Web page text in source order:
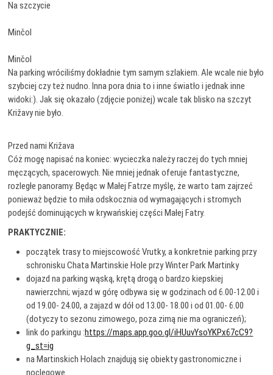
Na szczycie
Minčol
Minčol
Na parking wróciliśmy dokładnie tym samym szlakiem. Ale wcale nie było
szybciej czy też nudno. Inna pora dnia to i inne światło i jednak inne
widoki:). Jak się okazało (zdjęcie poniżej) wcale tak blisko na szczyt
Križavy nie było.
Przed nami Križava
Cóż mogę napisać na koniec: wycieczka należy raczej do tych mniej
męczących, spacerowych. Nie mniej jednak oferuje fantastyczne,
rozległe panoramy. Będąc w Małej Fatrze myślę, że warto tam zajrzeć
ponieważ będzie to miła odskocznia od wymagających i stromych
podejść dominujących w krywańskiej części Małej Fatry.
PRAKTYCZNIE:
początek trasy to miejscowość Vrutky, a konkretnie parking przy
schronisku Chata Martinskie Hole przy Winter Park Martinky
dojazd na parking wąską, krętą drogą o bardzo kiepskiej
nawierzchni; wjazd w górę odbywa się w godzinach od 6.00-12.00 i
od 19.00- 24.00, a zajazd w dół od 13.00- 18.00 i od 01.00- 6.00
(dotyczy to sezonu zimowego, poza zimą nie ma ograniczeń);
link do parkingu :https://maps.app.goo.gl/iHUuvYsoYKPx67cC9?
g_st=ig
na Martinskich Holach znajdują się obiekty gastronomiczne i
noclegowe